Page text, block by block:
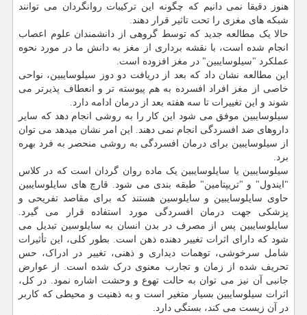
هنوز دقیقا نمی دانیم که چگونه این ترکیبات روانگردان می توانند
شبکه های مغزی را تحت تاثیر قرار دهند.
حالا یک مطالعه جدید که توسط گروهی از دانشمندان علوم اعصاب
انجام شده است، با نقشه برداری از مغز به دانش ما در مورد نحوه
عملکرد "سیلوسایبین" در مغز افزوده است.
این مطالعه نشان داد که بعد از دریافت دو دوز سیلوسایبین، نواحی
خاصی از مغز افراد افسرده به هم پیوسته تر و انعطاف پذیرتر می
شوند و این تغییرات تا سه هفته بعد از درمان ادامه دارد.
سیلوسایبین موفق می شود این کار را به روشی انجام دهد که سایر
داروهای ضد افسردگی انجام نمی دهند. این امر نشان میدهد می توان
از سیلوسایبین برای درمان افسردگی به روشی منحصر به فرد بهره
برد.
سیلوسایبین یا سایلوسایبین یک ماده روان گردان است که در کلاس
"ایندول" و "تریپتامین" طبقه بندی می شود. قارچ های سایلوسایبین
حاوی سایلوسایبین و سایلوسین هستند که برای مقاصد تفریحی و
پزشکی جهت درمان افسردگی مورد استفاده قرار می گیرد.
سایلوسایبین پس از مصرف در بدن انسان به سایلوسین تبدیل می
شود که دارای اثرات تغییر دهنده ذهن است. بطور کلی، این تأثیرات
شامل سرخوشی، توهمات دیداری و ذهنی، تغییر در ادراک، حس
تحریف شده از زمان و تجارب معنوی درک شده است. از عوارض
جانبی آن نیز می توان به حالت تهوع و وحشت اشاره نمود. در کل،
اثرات سیلوسایبین بسیار متغیر است و به ذهنیت و محیطی که کاربر
در آن زیست می کند، بستگی دارد.